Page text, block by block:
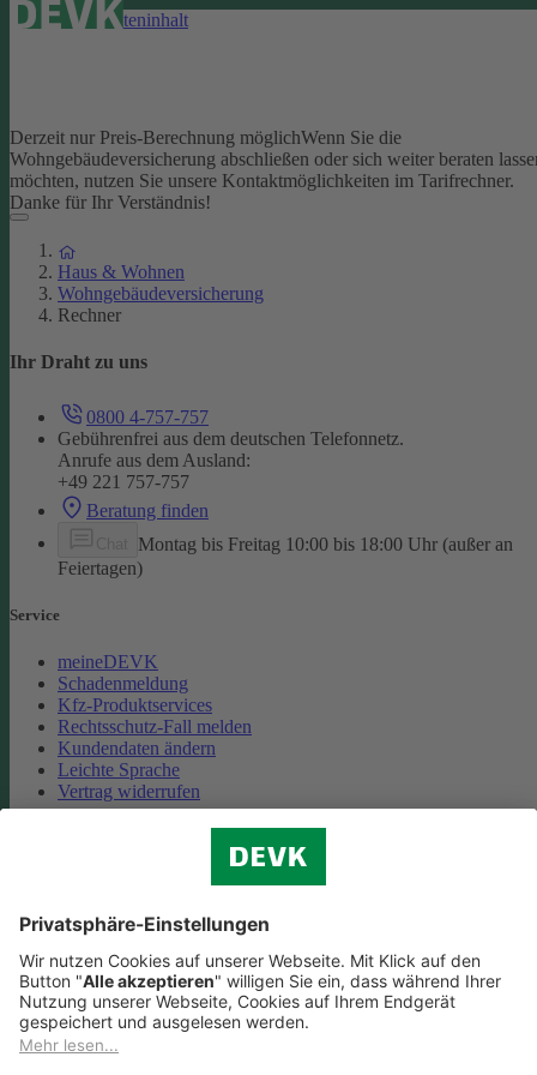
Direkt zum Seiteninhalt
Derzeit nur Preis-Berechnung möglichWenn Sie die
Wohngebäudeversicherung abschließen oder sich weiter beraten
möchten, nutzen Sie unsere Kontaktmöglichkeiten im Tarifrechner.
Danke für Ihr Verständnis!
Haus & Wohnen
Wohngebäudeversicherung
Rechner
Ihr Draht zu uns
0800 4-757-757
Gebührenfrei aus dem deutschen Telefonnetz.
Anrufe aus dem Ausland:
+49 221 757-757
Beratung finden
Montag bis Freitag 10:00 bis 18:00 Uhr (außer an
Feiertagen)
Service
meineDEVK
Schadenmeldung
Kfz-Produktservices
Rechtsschutz-Fall melden
Kundendaten ändern
Leichte Sprache
Vertrag widerrufen
Das sind wir
Vorstand
Unternehmensberichte
Standorte
Kooperationen
Partnerschaft Deutsche Bahn
Nachhaltigkeit